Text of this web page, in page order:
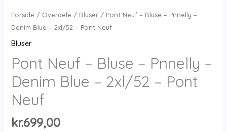
Forside / Overdele / Bluser/ Pont Neuf – Bluse – Pnnelly –
Denim Blue – 2xl/52 – Pont Neuf
Bluser
Pont Neuf – Bluse – Pnnelly –
Denim Blue – 2xl/52 – Pont
Neuf
kr.699,00